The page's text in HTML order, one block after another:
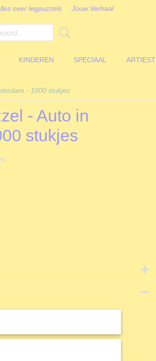
over legpuzzels Jouw Verhaal
KINDEREN SPECIAAL ARTIEST
- 1000 stukjes
- Auto in
stukjes
in Amsterdam
gaat terug tot